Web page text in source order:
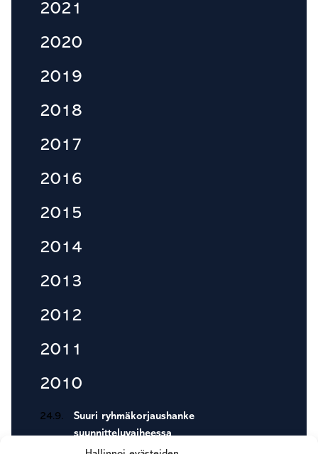
2021
2020
2019
2018
2017
2016
2015
2014
2013
2012
2011
2010
24.9.
Suuri ryhmäkorjaushanke
suunnitteluvaiheessa